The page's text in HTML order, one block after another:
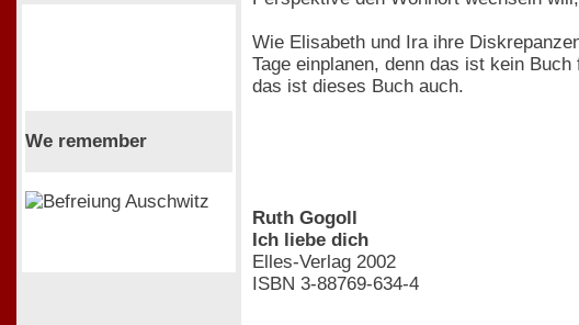
We remember
Wie Elisabeth und Ira ihre
Tage einplanen, denn das ist kein
das ist dieses Buch auch.
Ruth Gogoll
Ich liebe dich
Elles-Verlag 2002
ISBN 3-88769-634-4